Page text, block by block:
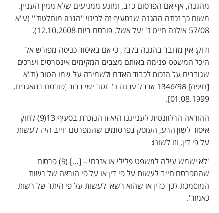
מהגנה, אף אם הפרסום כוזב, ומונע ממניעים שלא ממין העניין.
משום כך זכתה ההגנה שבסעיף זה לכינוי "הגנה מוחלטת"' (ע"א
57/08 אילנה חייט נ' יעל אשל, פורסם ביום 12.10.2008).
ודוק: אין מדובר בהגנה בלבד, כי אם באיסור כניסה מפורש אל
היכל המשפט פנימה באותם מצבים המקימים אינטרסים וערכים
שגוברים על הזכות לכבוד האדם ולשמירה על שמו הטוב (ת"א
[חיפה] 1346/98 ארבל עדנה נ' חטר ישי דרור [פורסם במאגרים,
01.08.1999].
ההוראה הרלוונטית לענייננו היא זו הנזכרת בסעיף 13(9) לחוק
איסור לשון הרע, העוסק בפרסומים שהמפרסם חייב היה לעשות
על פי דין, וזו לשונו:
'לא ישמש עילה למשפט פלילי או אזרחי – […] (9) פרסום
שהמפרסם חייב לעשות על פי דין או על פי הוראה של רשות
המוסמכת לכך כדין או שהוא רשאי לעשות על פי היתר של רשות
כאמור'.